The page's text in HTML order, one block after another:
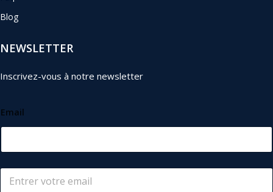
Blog
NEWSLETTER
Inscrivez-vous à notre newsletter
Email